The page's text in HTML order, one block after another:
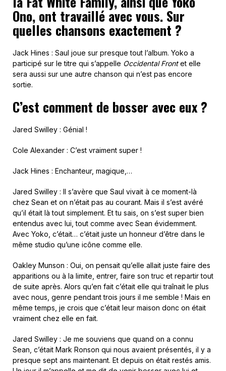
Ono, ont travaillé avec vous. Sur
quelles chansons exactement ?
Jack Hines : Saul joue sur presque tout l’album. Yoko a
participé sur le titre qui s’appelle Occidental Frontet elle
sera aussi sur une autre chanson qui n’est pas encore
sortie.
C’est comment de bosser avec eux ?
Jared Swilley : Génial !
Cole Alexander : C’est vraiment super !
Jack Hines : Enchanteur, magique,…
Jared Swilley : Il s’avère que Saul vivait à ce moment-là
chez Sean et on n’était pas au courant. Mais il s’est avéré
qu’il était là tout simplement. Et tu sais, on s’est super bien
entendus avec lui, tout comme avec Sean évidemment.
Avec Yoko, c’était… c’était juste un honneur d’être dans le
même studio qu’une icône comme elle.
Oakley Munson : Oui, on pensait qu’elle allait juste faire des
apparitions ou à la limite, entrer, faire son truc et repartir tout
de suite après. Alors qu’en fait c’était elle qui traînait le plus
avec nous, genre pendant trois jours il me semble ! Mais en
même temps, je crois que c’était leur maison donc on était
vraiment chez elle en fait.
Jared Swilley : Je me souviens que quand on a connu
Sean, c’était Mark Ronson qui nous avaient présentés, il y a
presque sept ans maintenant. Et depuis on était restés amis.